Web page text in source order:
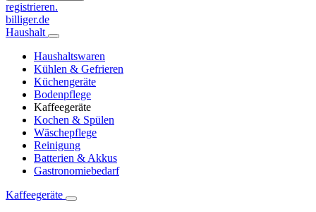
registrieren.
billiger.de
Haushalt
Haushaltswaren
Kühlen & Gefrieren
Küchengeräte
Bodenpflege
Kaffeegeräte
Kochen & Spülen
Wäschepflege
Reinigung
Batterien & Akkus
Gastronomiebedarf
Kaffeegeräte